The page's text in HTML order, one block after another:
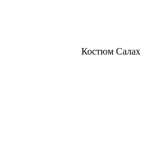
Костюм Салах